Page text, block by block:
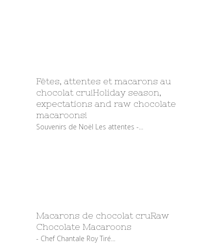
Fêtes, attentes et macarons au
chocolat cru!Holiday season,
expectations and raw chocolate
macaroons!
Souvenirs de Noël Les attentes -...
Macarons de chocolat cruRaw
Chocolate Macaroons
- Chef Chantale Roy Tiré...